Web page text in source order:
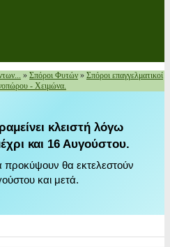
» Σπόροι Φυτών » Σπόροι επαγγελματικοί
- Χειμώνα.
κλειστή λόγω
και 16 Αυγούστου.
προκύψουν θα εκτελεστούν
και μετά.